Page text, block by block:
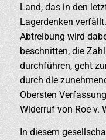
Land, das in den
Lagerdenken
Abtreibung wird
beschnitten, die
durchführen, geht
durch die
Obersten
Widerruf von Roe v.
In diesem